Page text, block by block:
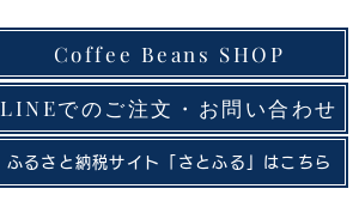
Coffee Beans SHOP
LINEでのご注文・お問い合わせ
ふるさと納税サイト「さとふる」はこちら